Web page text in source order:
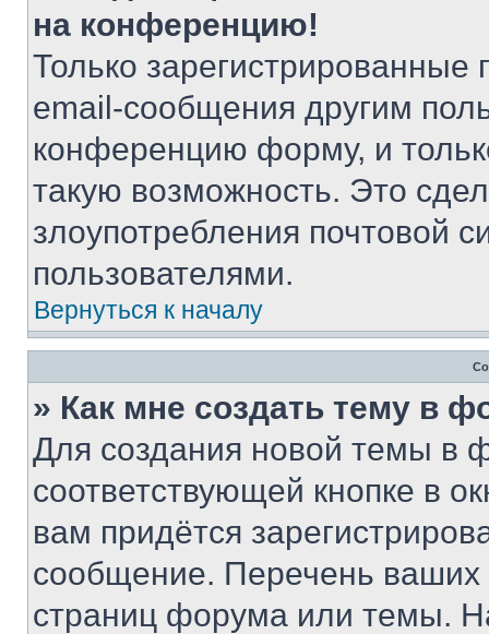
на конференцию!
Только зарегистрированные
email-сообщения другим
конференцию форму, и
такую возможность. Это
злоупотребления почтовой
пользователями.
Вернуться к началу
» Как мне создать тему в
Для создания новой темы в
соответствующей кнопке в
вам придётся
сообщение. Перечень ваших
страниц форума или темы.